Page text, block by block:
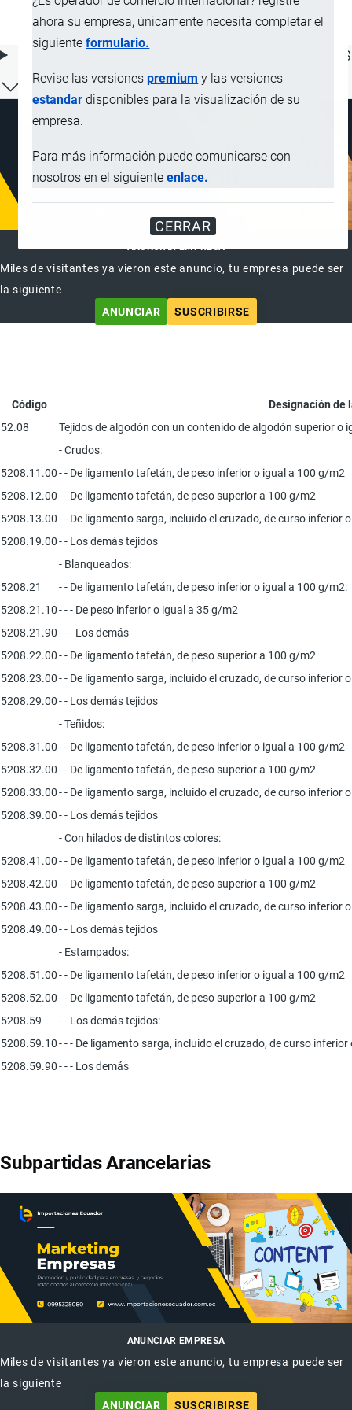
ahora su empresa, únicamente necesita completar el
siguienteformulario.
Revise las versionespremium y las versiones
estandar disponibles para la visualización de su
empresa.
Para más información puede comunicarse con
nosotros en el siguienteenlace.
CERRAR
200 g/m2
ÍNDICE DE CONTENIDOS
ANUNCIAR EMPRESA
Miles de visitantes ya vieron este anuncio, tu empresa puede ser
la siguiente
ANUNCIAR
SUSCRIBIRSE
Código
Designación de
52.08
Tejidos de algodón con un contenido de algodón superior o
- Crudos:
5208.11.00- - De ligamento tafetán, de peso inferior o igual a 100 g/m2
5208.12.00- - De ligamento tafetán, de peso superior a 100 g/m2
5208.13.00- - De ligamento sarga, incluido el cruzado, de curso inferior
5208.19.00- - Los demás tejidos
- Blanqueados:
5208.21
- - De ligamento tafetán, de peso inferior o igual a 100 g/m2:
5208.21.10- - - De peso inferior o igual a 35 g/m2
5208.21.90- - - Los demás
5208.22.00- - De ligamento tafetán, de peso superior a 100 g/m2
5208.23.00- - De ligamento sarga, incluido el cruzado, de curso inferior
5208.29.00- - Los demás tejidos
- Teñidos:
5208.31.00- - De ligamento tafetán, de peso inferior o igual a 100 g/m2
5208.32.00- - De ligamento tafetán, de peso superior a 100 g/m2
5208.33.00- - De ligamento sarga, incluido el cruzado, de curso inferior
5208.39.00- - Los demás tejidos
- Con hilados de distintos colores:
5208.41.00- - De ligamento tafetán, de peso inferior o igual a 100 g/m2
5208.42.00- - De ligamento tafetán, de peso superior a 100 g/m2
5208.43.00- - De ligamento sarga, incluido el cruzado, de curso inferior
5208.49.00- - Los demás tejidos
- Estampados:
5208.51.00- - De ligamento tafetán, de peso inferior o igual a 100 g/m2
5208.52.00- - De ligamento tafetán, de peso superior a 100 g/m2
5208.59
- - Los demás tejidos:
5208.59.10- - - De ligamento sarga, incluido el cruzado, de curso inferior
5208.59.90- - - Los demás
Subpartidas Arancelarias
ANUNCIAR EMPRESA
Miles de visitantes ya vieron este anuncio, tu empresa puede ser
la siguiente
ANUNCIAR
SUSCRIBIRSE